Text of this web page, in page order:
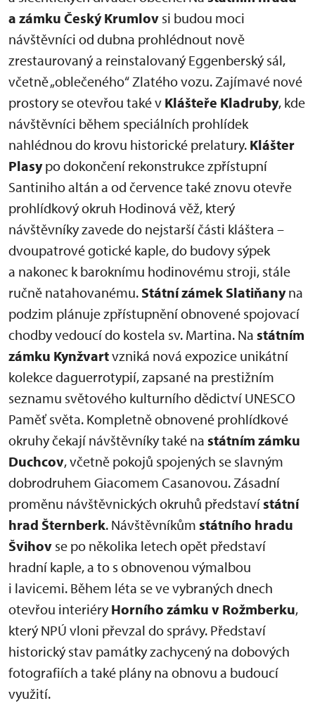
a zámku Český Krumlov si budou moci
návštěvníci od dubna prohlédnout nově
zrestaurovaný a reinstalovaný Eggenberský sál,
včetně „oblečeného“ Zlatého vozu. Zajímavé nové
prostory se otevřou také v Klášteře Kladruby, kde
návštěvníci během speciálních prohlídek
nahlédnou do krovu historické prelatury. Klášter
Plasypo dokončení rekonstrukce zpřístupní
Santiniho altán a od července také znovu otevře
prohlídkový okruh Hodinová věž, který
návštěvníky zavede do nejstarší části kláštera –
dvoupatrové gotické kaple, do budovy sýpek
a nakonec k baroknímu hodinovému stroji, stále
ručně natahovanému. Státní zámek Slatiňanyna
podzim plánuje zpřístupnění obnovené spojovací
chodby vedoucí do kostela sv. Martina. Na státním
zámku Kynžvartvzniká nová expozice unikátní
kolekce daguerrotypií, zapsané na prestižním
seznamu světového kulturního dědictví UNESCO
Paměť světa. Kompletně obnovené prohlídkové
okruhy čekají návštěvníky také na státním zámku
Duchcov, včetně pokojů spojených se slavným
dobrodruhem Giacomem Casanovou. Zásadní
proměnu návštěvnických okruhů představístátní
hrad Šternberk. Návštěvníkům státního hradu
Švihov se po několika letech opět představí
hradní kaple, a to s obnovenou výmalbou
i lavicemi. Během léta se ve vybraných dnech
otevřou interiéry Horního zámku v Rožmberku,
který NPÚ vloni převzal do správy. Představí
historický stav památky zachycený na dobových
fotografiích a také plány na obnovu a budoucí
využití.